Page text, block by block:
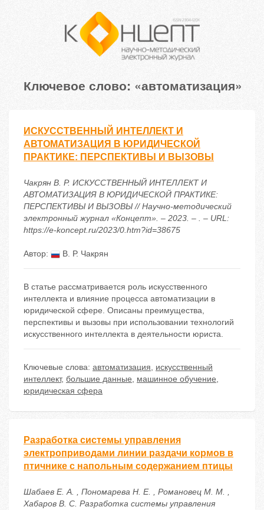
Ключевое слово: «автоматизация»
ИСКУССТВЕННЫЙ ИНТЕЛЛЕКТ И
АВТОМАТИЗАЦИЯ В ЮРИДИЧЕСКОЙ
ПРАКТИКЕ: ПЕРСПЕКТИВЫ И ВЫЗОВЫ
Чакрян В. Р. ИСКУССТВЕННЫЙ ИНТЕЛЛЕКТ И
АВТОМАТИЗАЦИЯ В ЮРИДИЧЕСКОЙ ПРАКТИКЕ:
ПЕРСПЕКТИВЫ И ВЫЗОВЫ // Научно-методический
электронный журнал «Концепт». – 2023. – . – URL:
https://e-koncept.ru/2023/0.htm?id=38675
Автор: В. Р. Чакрян
В статье рассматривается роль искусственного
интеллекта и влияние процесса автоматизации в
юридической сфере. Описаны преимущества,
перспективы и вызовы при использовании технологий
искусственного интеллекта в деятельности юриста.
Ключевые слова: автоматизация, искусственный
интеллект, большие данные, машинное обучение,
юридическая сфера
Разработка системы управления
электроприводами линии раздачи кормов в
птичнике с напольным содержанием птицы
Шабаев Е. А. , Пономарева Н. Е. , Романовец М. М. ,
Хабаров В. С. Разработка системы управления